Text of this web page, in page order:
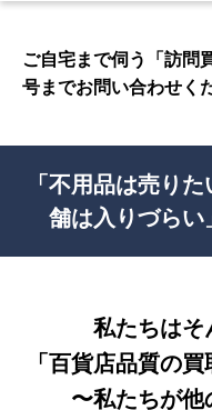
ご自宅まで伺う「訪問
号までお問い合わせく
「不用品は売り
舗は入りづらい
私たちはそ
「百貨店品質の
〜私たちが